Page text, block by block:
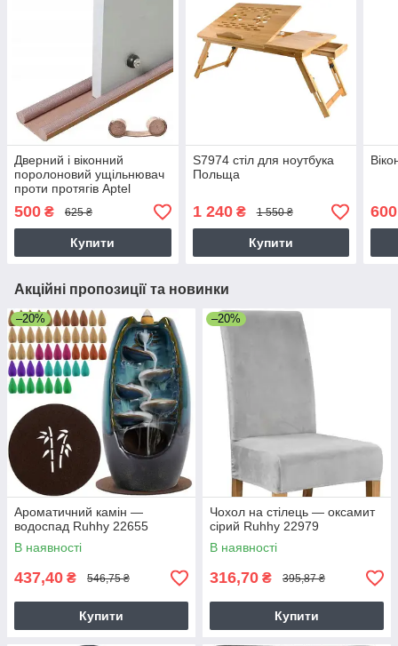
Дверний і віконний
поролоновий ущільнювач
проти протягів Aptel
AG706E
500 ₴ 625 ₴
Купити
S7974 стіл для ноутбука
Польща
1 240₴ 1 550 ₴
Купити
Акційні пропозиції та новинки
–20%
Ароматичний камін —
водоспад Ruhhy 22655
В наявності
437,40 ₴ 546,75 ₴
Купити
–20%
Чохол на стілець — оксамит
сірий Ruhhy 22979
В наявності
316,70 ₴ 395,87 ₴
Купити